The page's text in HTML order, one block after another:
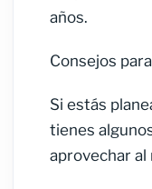
años.
Consejos
Si estás
tienes
aprovechar al